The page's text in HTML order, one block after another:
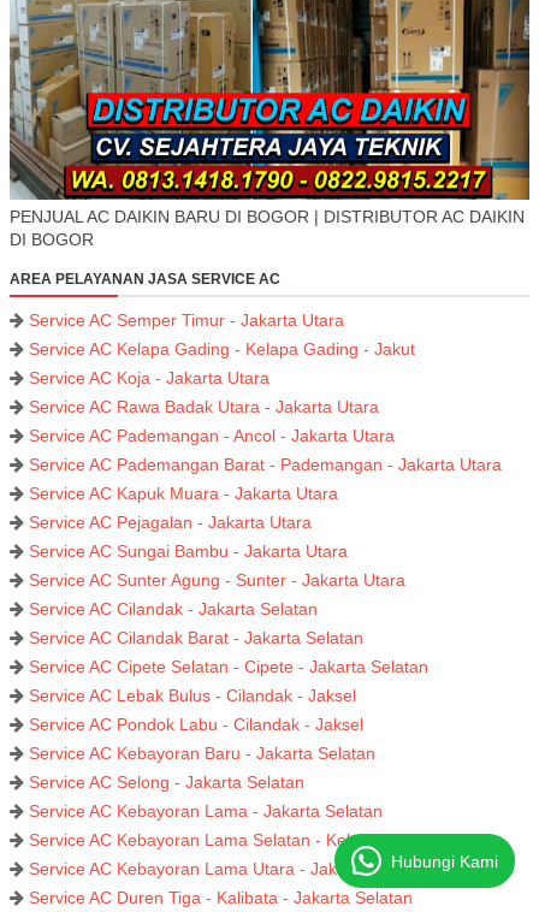
PENJUAL AC DAIKIN BARU DI BOGOR | DISTRIBUTOR AC DAIKIN
DI BOGOR
AREA PELAYANAN JASA SERVICE AC
Service AC Semper Timur - Jakarta Utara
Service AC Kelapa Gading - Kelapa Gading - Jakut
Service AC Koja - Jakarta Utara
Service AC Rawa Badak Utara - Jakarta Utara
Service AC Pademangan - Ancol - Jakarta Utara
Service AC Pademangan Barat - Pademangan - Jakarta Utara
Service AC Kapuk Muara - Jakarta Utara
Service AC Pejagalan - Jakarta Utara
Service AC Sungai Bambu - Jakarta Utara
Service AC Sunter Agung - Sunter - Jakarta Utara
Service AC Cilandak - Jakarta Selatan
Service AC Cilandak Barat - Jakarta Selatan
Service AC Cipete Selatan - Cipete - Jakarta Selatan
Service AC Lebak Bulus - Cilandak - Jaksel
Service AC Pondok Labu - Cilandak - Jaksel
Service AC Kebayoran Baru - Jakarta Selatan
Service AC Selong - Jakarta Selatan
Service AC Kebayoran Lama - Jakarta Selatan
Service AC Kebayoran Lama Selatan - Kebayoran - Jaksel
Service AC Kebayoran Lama Utara - Jaksel
Service AC Duren Tiga - Kalibata - Jakarta Selatan
Hubungi Kami